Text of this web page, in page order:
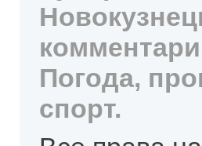
Погода,
спорт.